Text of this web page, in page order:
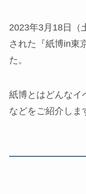
2023年3月18日（
された『紙博in東
た。
紙博とはどんなイ
などをご紹介しま